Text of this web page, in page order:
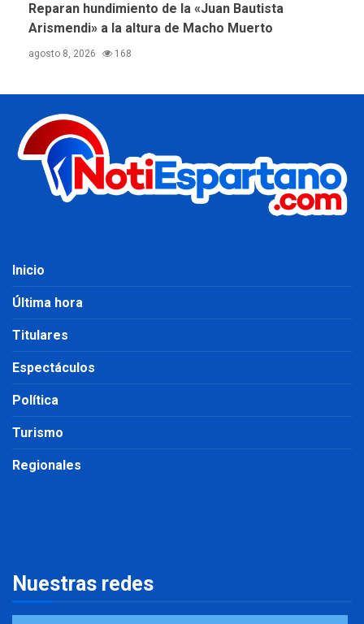
Reparan hundimiento de la «Juan Bautista
Arismendi» a la altura de Macho Muerto
agosto 8, 2026 168
Inicio
Última hora
Titulares
Espectáculos
Política
Turismo
Regionales
Nuestras redes